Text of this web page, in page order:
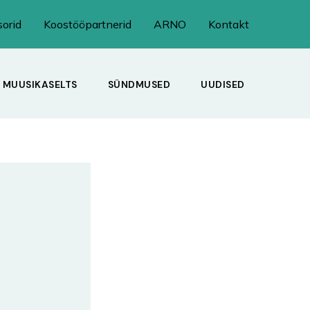
Koostööpartnerid ARNO Kontakt
MUUSIKASELTS SÜNDMUSED UUDISED